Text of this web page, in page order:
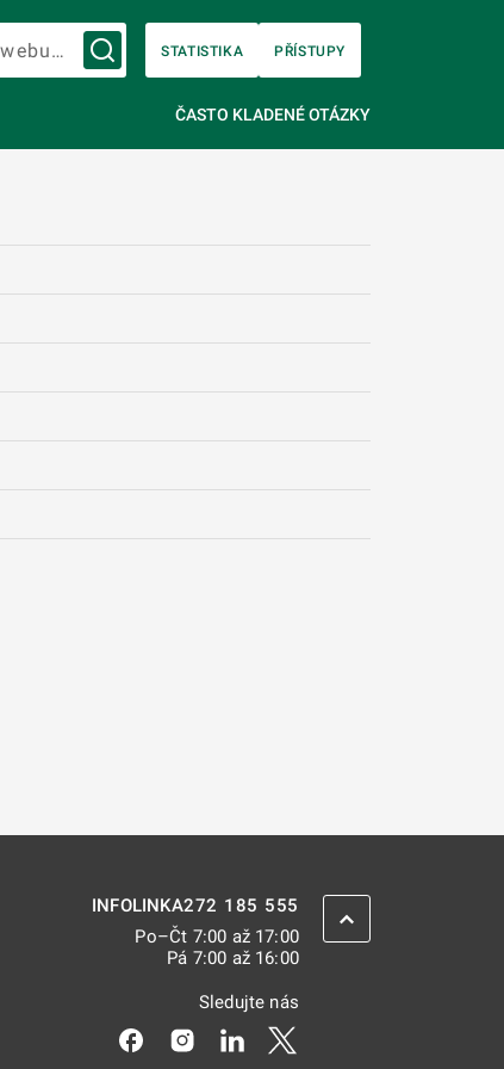
Vyhledávání na webu…
STATISTIKA PŘÍSTUPY
ČASTO KLADENÉ OTÁZKY
INFOLINKA272 185 555
Po–Čt 7:00 až 17:00
Pá 7:00 až 16:00
Sledujte nás
Odkaz se otevře na nové kartě
Odkaz se otevře na nové kartě
Odkaz se otevře na nové
ZPĚT NAHORU